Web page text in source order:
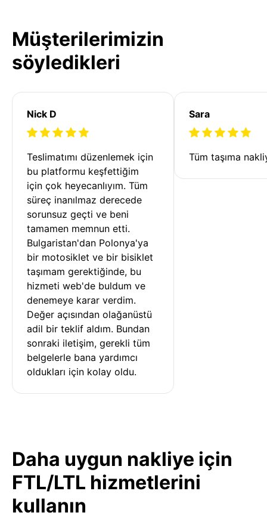
Müşterilerimizin
söyledikleri
Nick D
Teslimatımı düzenlemek için
bu platformu keşfettiğim
için çok heyecanlıyım. Tüm
süreç inanılmaz derecede
sorunsuz geçti ve beni
tamamen memnun etti.
Bulgaristan'dan Polonya'ya
bir motosiklet ve bir bisiklet
taşımam gerektiğinde, bu
hizmeti web'de buldum ve
denemeye karar verdim.
Değer açısından olağanüstü
adil bir teklif aldım. Bundan
sonraki iletişim, gerekli tüm
belgelerle bana yardımcı
oldukları için kolay oldu.
Sara
Tüm taşıma
Daha uygun nakliye için
FTL/LTL hizmetlerini
kullanın